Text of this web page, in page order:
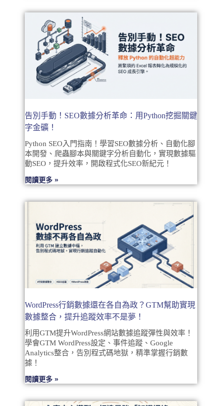
告別手動！SEO數據分析革命：用Python挖掘關鍵
字金礦！
Python SEO入門指南！學習SEO數據分析、自動化腳
本開發、爬蟲腳本與關鍵字分析自動化，實現數據驅
動SEO，提升效率，開啟程式化SEO新紀元！
閱讀更多 »
WordPress行銷數據還在各自為政？GTM幫助實現
數據整合，提升追蹤效率不是夢！
利用GTM提升WordPress網站數據追蹤彈性與效率！
學會GTM WordPress設定、事件追蹤、Google
Analytics整合，告別程式碼地獄，精準掌握行銷數
據！
閱讀更多 »